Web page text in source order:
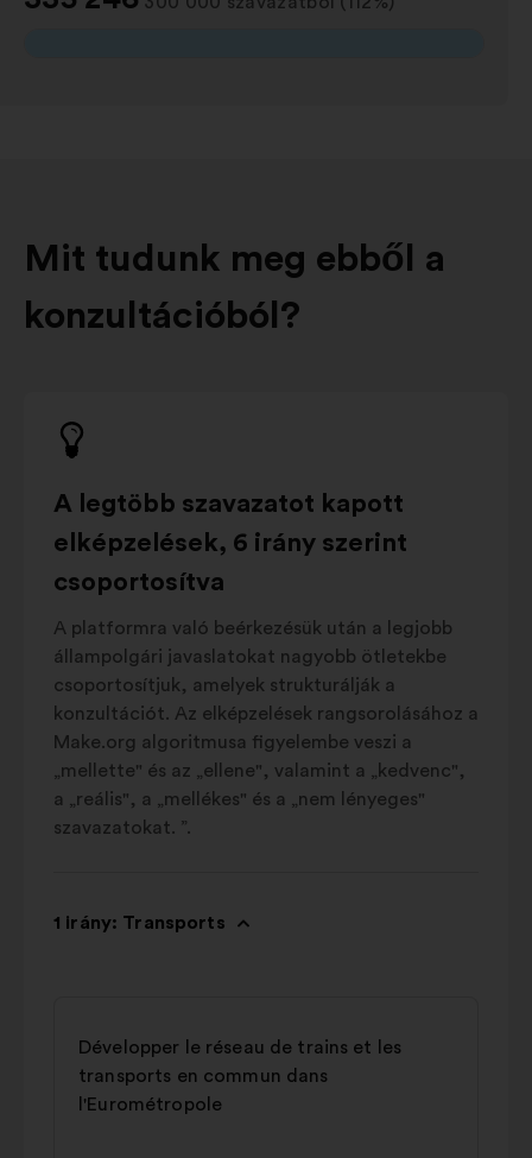
Mit tudunk meg ebből a
konzultációból?
A legtöbb szavazatot kapott
elképzelések, 6 irány szerint
csoportosítva
A platformra való beérkezésük után a legjobb
állampolgári javaslatokat nagyobb ötletekbe
csoportosítjuk, amelyek strukturálják a
konzultációt. Az elképzelések rangsorolásához a
Make.org algoritmusa figyelembe veszi a
„mellette" és az „ellene", valamint a „kedvenc",
a „reális", a „mellékes" és a „nem lényeges"
szavazatokat. ”.
1 irány: Transports
Développer le réseau de trains et les
transports en commun dans
l'Eurométropole